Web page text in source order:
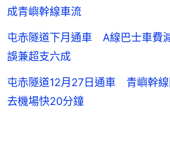
成青嶼幹線車流
屯赤隧道下月通車 A線巴士車費
誤兼超支六成
屯赤隧道12月27日通車 青嶼幹
去機場快20分鐘